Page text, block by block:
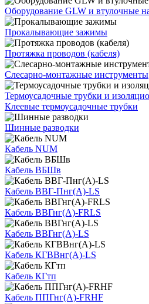
Оборудование GLW и втулочные
Прокалывающие зажимы
Протяжка проводов (кабеля)
Слесарно-монтажные инструменты
Термоусадочные трубки и
Клеевые термоусадочные трубки
Шинные разводки
Кабель NUM
Кабель ВБШв
Кабель ВВГ-Пнг(А)-LS
Кабель ВВГнг(А)-FRLS
Кабель ВВГнг(А)-LS
Кабель КГВВнг(А)-LS
Кабель КГтп
Кабель ППГнг(А)-FRHF